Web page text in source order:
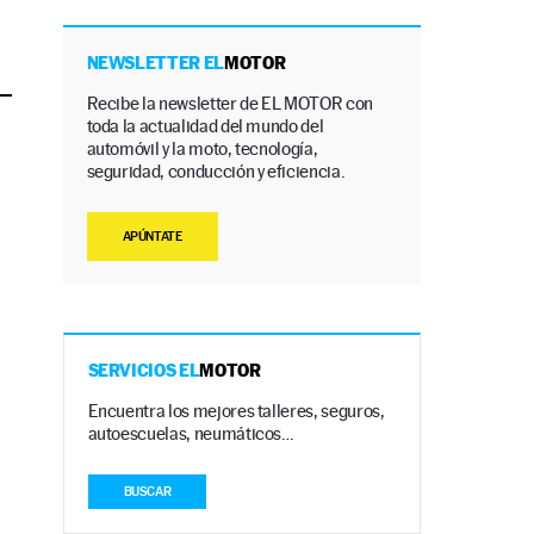
NEWSLETTER ELMOTOR
Recibe la newsletter de EL MOTOR con
toda la actualidad del mundo del
automóvil y la moto, tecnología,
seguridad, conducción y eficiencia.
APÚNTATE
SERVICIOS ELMOTOR
Encuentra los mejores talleres, seguros,
autoescuelas, neumáticos…
BUSCAR